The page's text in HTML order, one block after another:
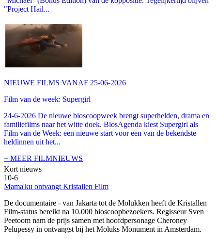
"Project Hail...
NIEUWE FILMS VANAF 25-06-2026
Film van de week: Supergirl
24-6-2026 De nieuwe bioscoopweek brengt superhelden, drama en
familiefilms naar het witte doek. BiosAgenda kiest Supergirl als
Film van de Week: een nieuwe start voor een van de bekendste
heldinnen uit het...
+ MEER FILMNIEUWS
Kort nieuws
10-6
Mama'ku ontvangt Kristallen Film
De documentaire - van Jakarta tot de Molukken heeft de Kristallen
Film-status bereikt na 10.000 bioscoopbezoekers. Regisseur Sven
Peetoom nam de prijs samen met hoofdpersonage Cheroney
Pelupessy in ontvangst bij het Moluks Monument in Amsterdam.